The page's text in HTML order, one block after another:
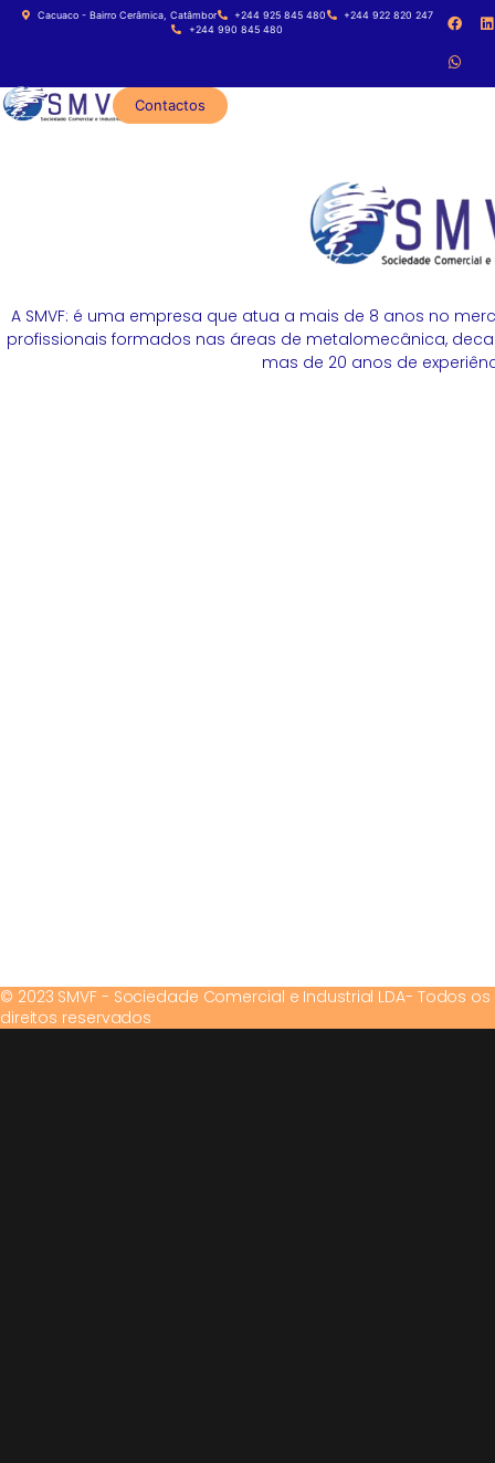
Cacuaco - Bairro Cerâmica, Catâmbor +244 925 845 480
+244 922 820 247
+244 990 845 480
Contactos
A SMVF: é uma empresa que atua a mais de 8 anos no
profissionais formados nas áreas de metalomecânica,
mas de 20 anos de
© 2023 SMVF - Sociedade Comercial e Industrial LDA- Todos os
direitos reservados